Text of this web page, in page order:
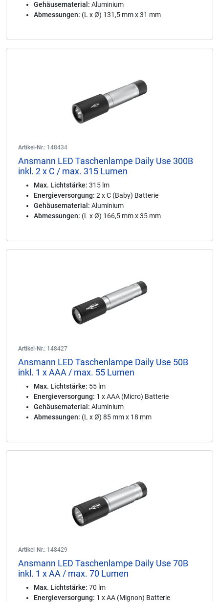
Gehäusematerial: Aluminium
Abmessungen: (L x Ø) 131,5 mm x 31 mm
Artikel-Nr.: 148434
Ansmann LED Taschenlampe Daily Use 300B
inkl. 2 x C / max. 315 Lumen
Max. Lichtstärke: 315 lm
Energieversorgung: 2 x C (Baby) Batterie
Gehäusematerial: Aluminium
Abmessungen: (L x Ø) 166,5 mm x 35 mm
Artikel-Nr.: 148427
Ansmann LED Taschenlampe Daily Use 50B
inkl. 1 x AAA / max. 55 Lumen
Max. Lichtstärke: 55 lm
Energieversorgung: 1 x AAA (Micro) Batterie
Gehäusematerial: Aluminium
Abmessungen: (L x Ø) 85 mm x 18 mm
Artikel-Nr.: 148429
Ansmann LED Taschenlampe Daily Use 70B
inkl. 1 x AA / max. 70 Lumen
Max. Lichtstärke: 70 lm
Energieversorgung: 1 x AA (Mignon) Batterie